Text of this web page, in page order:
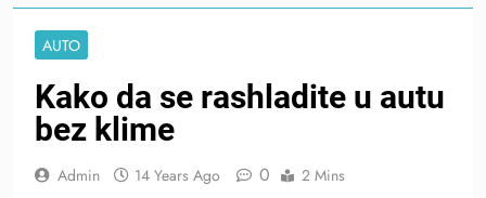
AUTO
Kako da se rashladite u autu
bez klime
Admin 14 Years Ago 0 2 Mins